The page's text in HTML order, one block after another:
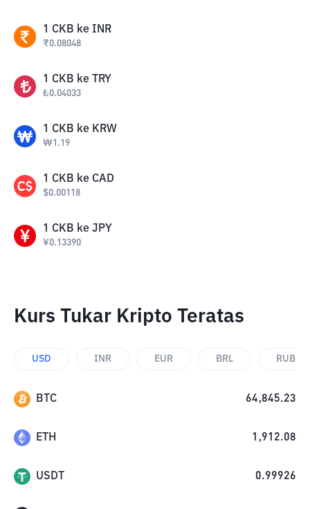
1 CKB ke INR
₹0.08048
1 CKB ke TRY
₺0.04033
1 CKB ke KRW
₩1.19
1 CKB ke CAD
$0.00118
1 CKB ke JPY
¥0.13390
Kurs Tukar Kripto Teratas
USD INR EUR BRL RUB
BTC 64,845.23
ETH 1,912.08
USDT 0.99926